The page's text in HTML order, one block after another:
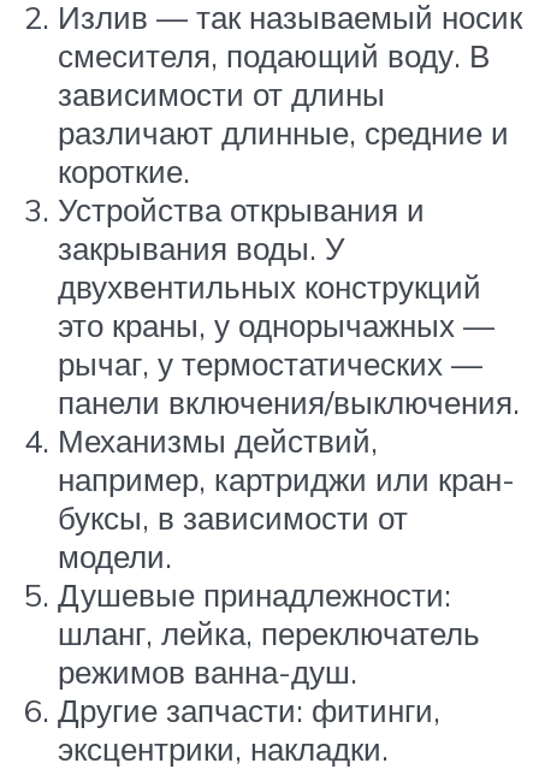
Излив — так называемый носик
смесителя, подающий воду. В
зависимости от длины
различают длинные, средние и
короткие.
Устройства открывания и
закрывания воды. У
двухвентильных конструкций
это краны, у однорычажных —
рычаг, у термостатических —
панели включения/выключения.
Механизмы действий,
например, картриджи или кран-
буксы, в зависимости от
модели.
Душевые принадлежности:
шланг, лейка, переключатель
режимов ванна-душ.
Другие запчасти: фитинги,
эксцентрики, накладки.